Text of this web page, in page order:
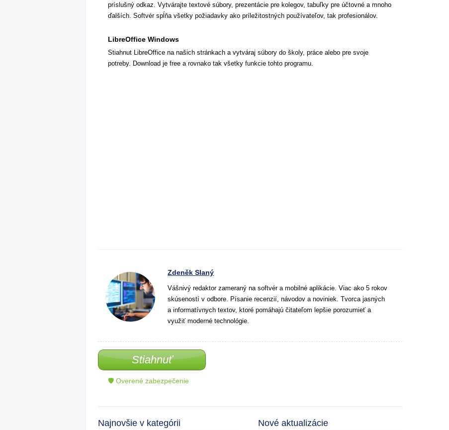
príslušný odkaz. Vytvárajte textové súbory, prezentácie pre kolegov, tabuľky pre účtovné a mnoho
ďalších. Softvér spĺňa všetky požiadavky ako príležitostných používateľov, tak profesionálov.
LibreOffice Windows
Stiahnut LibreOffice na našich stránkach a vytváraj súbory do školy, práce alebo pre svoje
potreby. Download je free a rovnako tak všetky funkcie tohto programu.
Zdeněk Slaný
Vášnivý redaktor zameraný na softvér a mobilné aplikácie. Viac ako 5 rokov
skúseností v odbore. Písanie recenzií, návodov a noviniek. Tvorca jasných
a informatívnych textov, ktoré pomáhajú čitateľom lepšie porozumieť a
využiť moderné technológie.
Stiahnuť
🛡 Overené zabezpečenie
Najnovšie v kategórii Nové aktualizácie